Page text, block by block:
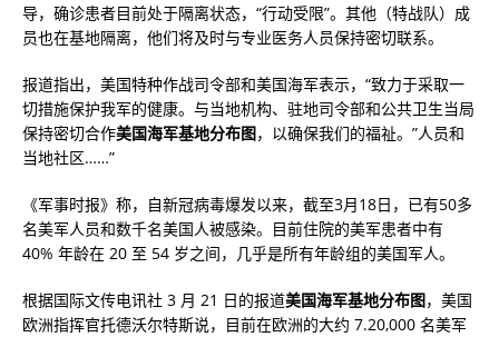
导，确诊患者目前处于隔离状态，“行动受限”。其他（特战队）成
员也在基地隔离，他们将及时与专业医务人员保持密切联系。
报道指出，美国特种作战司令部和美国海军表示，“致力于采取一
切措施保护我军的健康。与当地机构、驻地司令部和公共卫生当局
保持密切合作美国海军基地分布图，以确保我们的福祉。”人员和
当地社区……”
《军事时报》称，自新冠病毒爆发以来，截至3月18日，已有50多
名美军人员和数千名美国人被感染。目前住院的美军患者中有
40% 年龄在 20 至 54 岁之间，几乎是所有年龄组的美国军人。
根据国际文传电讯社 3 月 21 日的报道美国海军基地分布图，美国
欧洲指挥官托德沃尔特斯说，目前在欧洲的大约 7.20,000 名美军